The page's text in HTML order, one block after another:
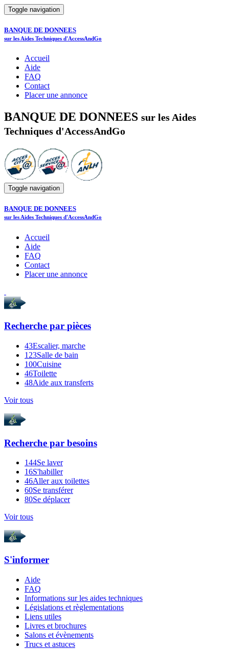
Toggle navigation
BANQUE DE DONNEES
sur les Aides Techniques d'AccessAndGo
Accueil
Aide
FAQ
Contact
Placer une annonce
BANQUE DE DONNEES sur les Aides
Techniques d'AccessAndGo
Toggle navigation
BANQUE DE DONNEES
sur les Aides Techniques d'AccessAndGo
Accueil
Aide
FAQ
Contact
Placer une annonce
Recherche par pièces
43Escalier, marche
123Salle de bain
100Cuisine
46Toilette
48Aide aux transferts
Voir tous
Recherche par besoins
144Se laver
16S'habiller
46Aller aux toilettes
60Se transférer
80Se déplacer
Voir tous
S'informer
Aide
FAQ
Informations sur les aides techniques
Législations et règlementations
Liens utiles
Livres et brochures
Salons et évènements
Trucs et astuces